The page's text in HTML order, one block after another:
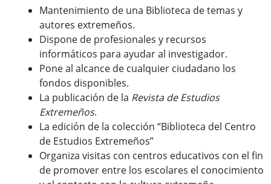
Seudónimos de autores extremeños
Revista de Estudios Extremeños
Historia de la Revista
Normas de envío
La Reex en BD Bibliográficas
Mantenimiento de una Biblioteca de temas y
autores extremeños.
Dispone de profesionales y recursos
informáticos para ayudar al investigador.
Pone al alcance de cualquier ciudadano los
fondos disponibles.
La publicación de la Revista de Estudios
Extremeños.
La edición de la colección “Biblioteca del Centro
de Estudios Extremeños”
Organiza visitas con centros educativos con el fin
de promover entre los escolares el conocimiento